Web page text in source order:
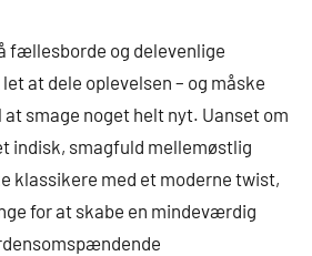
fællesborde og delevenlige
at dele oplevelsen – og måske
smage noget helt nyt. Uanset om
indisk, smagfuld mellemøstlig
klassikere med et moderne twist,
for at skabe en mindeværdig